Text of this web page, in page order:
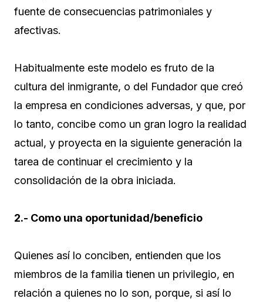
fuente de consecuencias patrimoniales y
afectivas.
Habitualmente este modelo es fruto de la
cultura del inmigrante, o del Fundador que creó
la empresa en condiciones adversas, y que, por
lo tanto, concibe como un gran logro la realidad
actual, y proyecta en la siguiente generación la
tarea de continuar el crecimiento y la
consolidación de la obra iniciada.
2.- Como una oportunidad/beneficio
Quienes así lo conciben, entienden que los
miembros de la familia tienen un privilegio, en
relación a quienes no lo son, porque, si así lo